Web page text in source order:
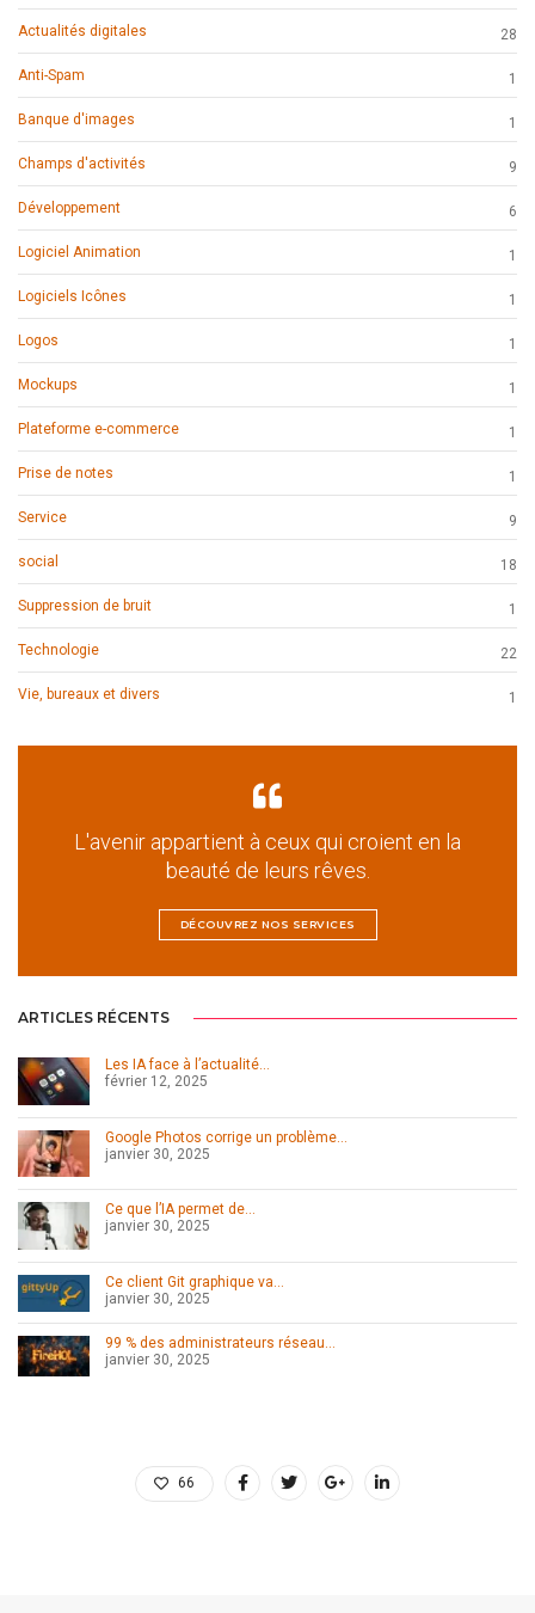
Actualités digitales 28
Anti-Spam 1
Banque d'images 1
Champs d'activités 9
Développement 6
Logiciel Animation 1
Logiciels Icônes 1
Logos 1
Mockups 1
Plateforme e-commerce 1
Prise de notes 1
Service 9
social 18
Suppression de bruit 1
Technologie 22
Vie, bureaux et divers 1
L'avenir appartient à ceux qui croient en la
beauté de leurs rêves.
DÉCOUVREZ NOS SERVICES
ARTICLES RÉCENTS
Les IA face à l’actualité…
février 12, 2025
Google Photos corrige un problème…
janvier 30, 2025
Ce que l’IA permet de…
janvier 30, 2025
Ce client Git graphique va…
janvier 30, 2025
99 % des administrateurs réseau…
janvier 30, 2025
66